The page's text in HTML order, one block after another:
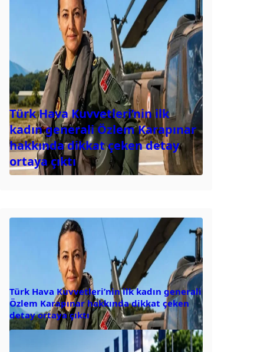
Türk Hava Kuvvetleri’nin ilk
kadın generali Özlem Karapınar
hakkında dikkat çeken detay
ortaya çıktı
Türk Hava Kuvvetleri’nin ilk kadın generali
Özlem Karapınar hakkında dikkat çeken
detay ortaya çıktı